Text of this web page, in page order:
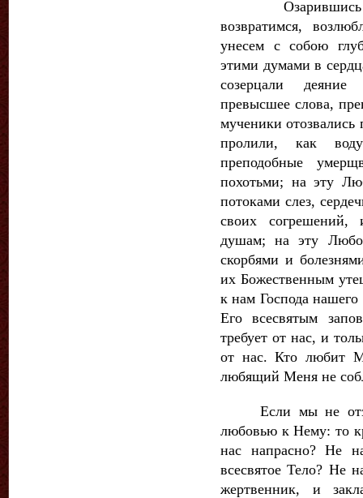
Озарившись
возвратимся,
унесем с собою
этими думами в
созерцали
превысшее слова,
мученики
пролили, как
преподобные
похотьми; на эту
потоками слез,
своих согрешений,
душам; на эту
скорбями и
их Божественным
к нам Господа
Его всесвятым
требует от нас, и
от нас. Кто любит
любящий Меня не
Если мы не
любовью к Нему: то
нас напрасно? Не
всесвятое Тело? Не
жертвенник, и